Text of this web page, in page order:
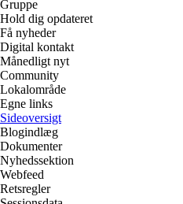
Gruppe
Hold dig opdateret
Få nyheder
Digital kontakt
Månedligt nyt
Community
Lokalområde
Egne links
Sideoversigt
Blogindlæg
Dokumenter
Nyhedssektion
Webfeed
Retsregler